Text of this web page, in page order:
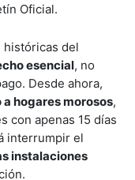
Oficial.
históricas del
esencial, no
Desde ahora,
hogares morosos,
con apenas 15 días
interrumpir el
instalaciones